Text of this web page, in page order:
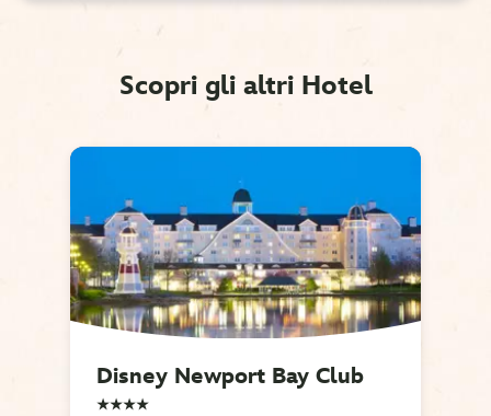
Scopri gli altri Hotel
Disney Newport Bay Club
★★★★